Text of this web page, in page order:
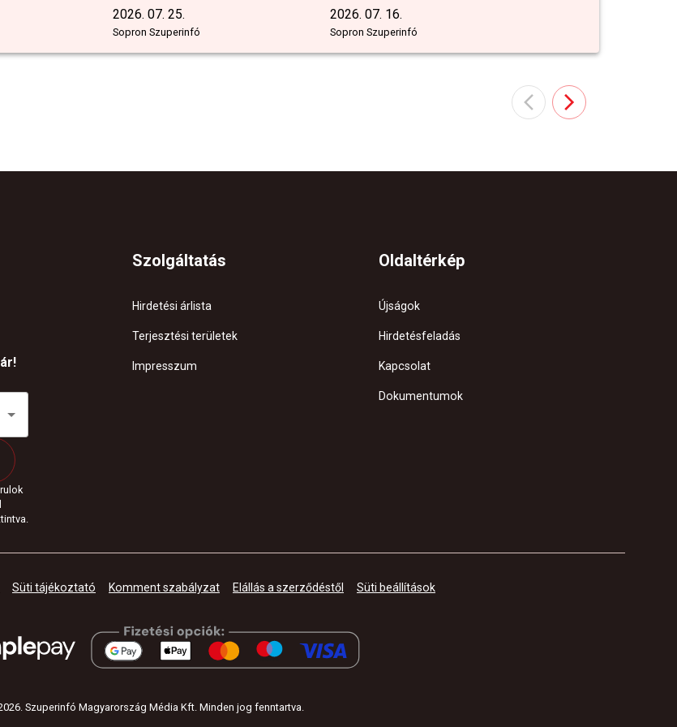
2026. 07. 25.
Sopron Szuperinfó
2026. 07. 16.
Sopron Szuperinfó
Szolgáltatás
Hirdetési árlista
Terjesztési területek
Impresszum
Oldaltérkép
Újságok
Hirdetésfeladás
Kapcsolat
Dokumentumok
Süti tájékoztató Komment szabályzat Elállás a szerződéstől Süti beállítások
. Szuperinfó Magyarország Média Kft. Minden jog fenntartva.